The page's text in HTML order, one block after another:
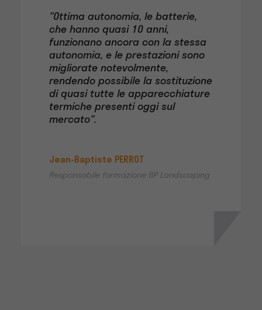
"Ottima autonomia, le batterie,
che hanno quasi 10 anni,
funzionano ancora con la stessa
autonomia, e le prestazioni sono
migliorate notevolmente,
rendendo possibile la sostituzione
di quasi tutte le apparecchiature
termiche presenti oggi sul
mercato".
Jean-Baptiste PERROT
Responsabile formazione BP Landscaping